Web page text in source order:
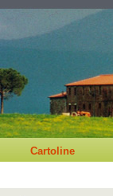
Cartoline